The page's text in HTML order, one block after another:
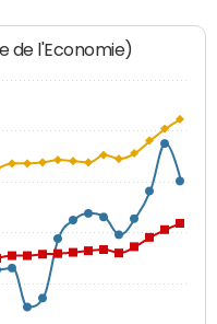
de l'Economie)